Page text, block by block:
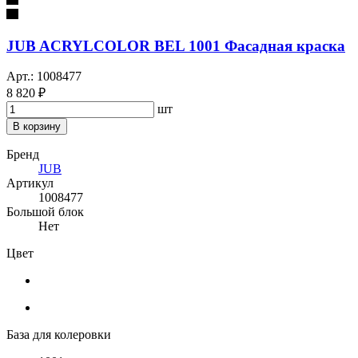
JUB ACRYLCOLOR BEL 1001 Фасадная краска
Арт.: 1008477
8 820 ₽
шт
В корзину
Бренд
JUB
Артикул
1008477
Большой блок
Нет
Цвет
База для колеровки